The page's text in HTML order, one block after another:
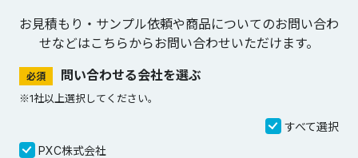
お見積もり・サンプル依頼や商品についてのお問い合わ
せなどは こちらからお問い合わせいただけます。
必須 問い合わせる会社を選ぶ
※1社以上選択してください。
すべて選択
PXC株式会社